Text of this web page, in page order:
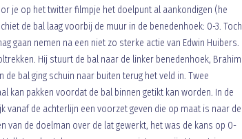
je op het twitter filmpje het doelpunt al aankondigen (he
de bal laag voorbij de muur in de benedenhoek: 0-3. Toch
gaan nemen na een niet zo sterke actie van Edwin Huibers.
Hij stuurt de bal naar de linker benedenhoek, Brahim
bal ging schuin naar buiten terug het veld in. Twee
kan pakken voordat de bal binnen getikt kan worden. In de
vanaf de achterlijn een voorzet geven die op maat is naar de
van de doelman over de lat gewerkt, het was de kans op 0-